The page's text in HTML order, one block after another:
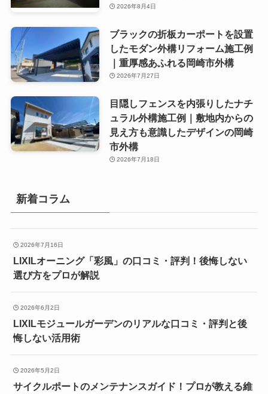
2026年8月4日
ブラックの折板カーポートを設置
したモダン外構リフォーム施工例
｜重厚感あふれる岡崎市外構
2026年7月27日
目隠しフェンスを内張りしたナチ
ュラル外構施工例｜敷地内からの
見え方も意識したデザインの岡崎
市外構
2026年7月18日
新着コラム
2026年7月16日
LIXILオーニング「彩風」の口コミ・評判！後悔しない
選び方をプロが解説
2026年6月2日
LIXILモジュールガーデンのリアルな口コミ・評判と後
悔しない活用術
2026年5月2日
サイクルポートのメンテナンスガイド！プロが教える維